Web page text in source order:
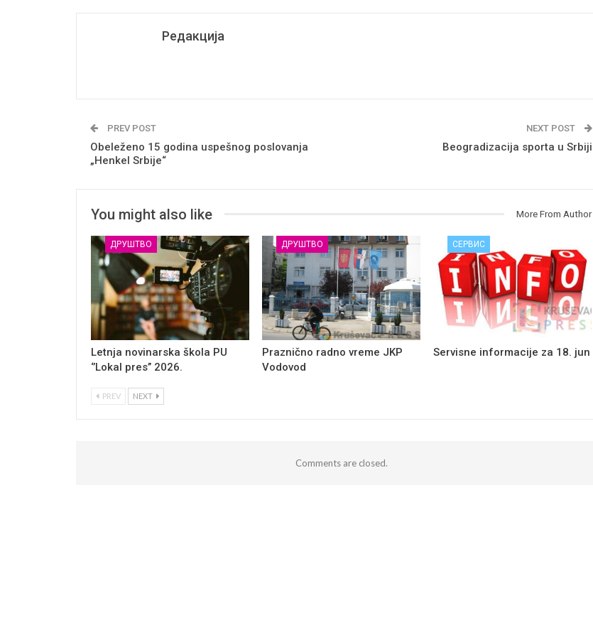
Редакција
PREV POST
Obeleženo 15 godina uspešnog poslovanja
„Henkel Srbije“
NEXT POST
Beogradizacija sporta u Srbiji
You might also like More From Author
ДРУШТВО
Letnja novinarska škola PU
‘’Lokal pres’’ 2026.
ДРУШТВО
Praznično radno vreme JKP
Vodovod
СЕРВИС
Servisne informacije za 18. jun
PREV NEXT
Comments are closed.